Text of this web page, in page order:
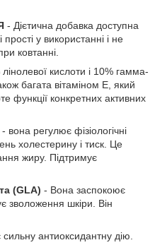
- Дієтична добавка доступна
у використанні і не
ковтанні.
кислоти і 10% гамма-
багата вітаміном Е, який
функції конкретних активних
- вона регулює фізіологічні
холестерину і тиск. Це
жиру. Підтримує
(GLA) - Вона заспокоює
зволоження шкіри. Він
сильну антиоксидантну дію.